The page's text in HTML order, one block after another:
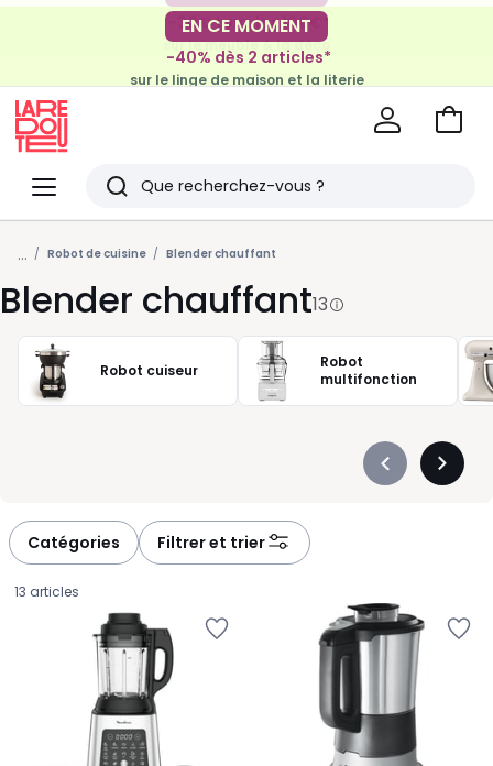
-30€ tous les 100€*
sur le meuble & la déco
EN CE MOMENT
-40% dès 2 articles*
sur le linge de maison et la literie
Menu
Redoute
Rechercher
Derniers
articles
vus
Voir
... Robot de cuisine Blender chauffant
Blender chauffant13
Robot cuiseur
Robot
multifonction
Précédent
Catégories Filtrer et trier
13 articles